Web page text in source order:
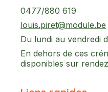
0477/880 619
louis.piret@module.be
Du lundi au vendredi
En dehors de ces
disponibles sur